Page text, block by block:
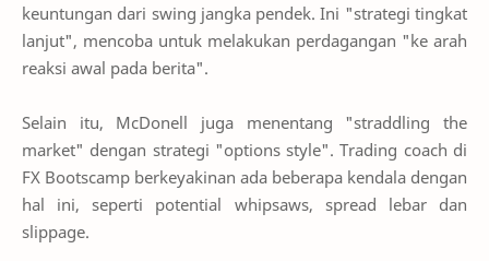
keuntungan dari swing jangka pendek. Ini "strategi tingkat
lanjut", mencoba untuk melakukan perdagangan "ke arah
reaksi awal pada berita".
Selain itu, McDonell juga menentang "straddling the
market" dengan strategi "options style". Trading coach di
FX Bootscamp berkeyakinan ada beberapa kendala dengan
hal ini, seperti potential whipsaws, spread lebar dan
slippage.